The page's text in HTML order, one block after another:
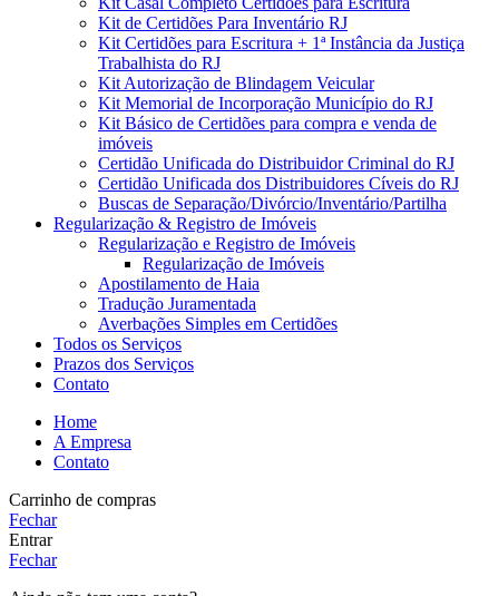
Kit de Certidões Para Inventário RJ
Kit Certidões para Escritura + 1ª Instância da Justiça
Trabalhista do RJ
Kit Autorização de Blindagem Veicular
Kit Memorial de Incorporação Município do RJ
Kit Básico de Certidões para compra e venda de
imóveis
Certidão Unificada do Distribuidor Criminal do RJ
Certidão Unificada dos Distribuidores Cíveis do RJ
Buscas de Separação/Divórcio/Inventário/Partilha
Regularização & Registro de Imóveis
Regularização e Registro de Imóveis
Regularização de Imóveis
Apostilamento de Haia
Tradução Juramentada
Averbações Simples em Certidões
Todos os Serviços
Prazos dos Serviços
Contato
Home
A Empresa
Contato
Carrinho de compras
Fechar
Entrar
Fechar